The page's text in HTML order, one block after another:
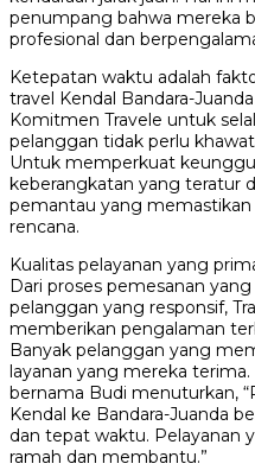
penumpang bahwa mereka
profesional dan
Ketepatan waktu adalah
travel Kendal Bandara-
Komitmen Travele untuk
pelanggan tidak perlu
Untuk memperkuat
keberangkatan yang teratur
pemantau yang memastikan
rencana.
Kualitas pelayanan yang
Dari proses pemesanan
pelanggan yang responsif,
memberikan pengalaman
Banyak pelanggan yang
layanan yang mereka
bernama Budi menuturkan,
Kendal ke Bandara-Juanda
dan tepat waktu. Pelayanan
ramah dan membantu.”